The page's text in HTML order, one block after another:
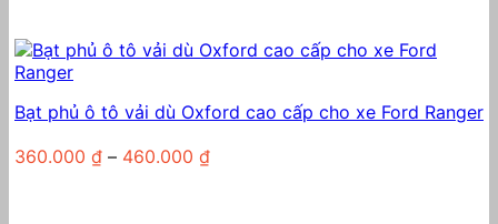
Bạt phủ ô tô vải dù Oxford cao cấp cho xe Ford Ranger
360.000 ₫ – 460.000 ₫Khoảng